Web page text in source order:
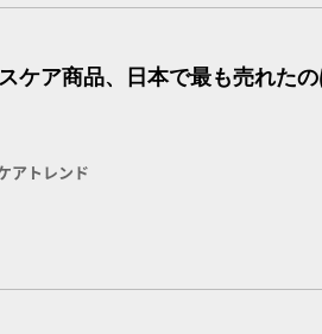
ケア商品、日本で最も売れた
アトレンド